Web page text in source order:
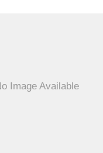
Image Available